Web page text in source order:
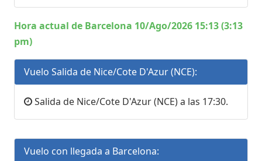
Hora actual de Barcelona 10/Ago/2026 15:13 (3:13
pm)
Vuelo Salida de Nice/Cote D'Azur (NCE):
Salida de Nice/Cote D'Azur (NCE) a las 17:30.
Vuelo con llegada a Barcelona: